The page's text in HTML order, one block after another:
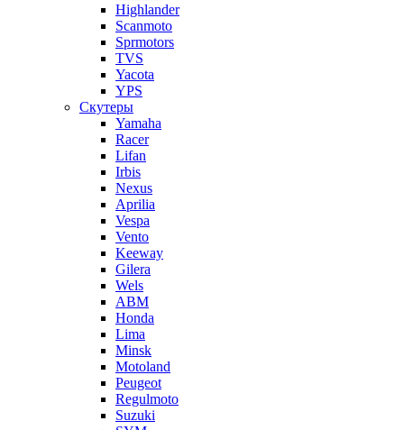
Highlander
Scanmoto
Sprmotors
TVS
Yacota
YPS
Скутеры
Yamaha
Racer
Lifan
Irbis
Nexus
Aprilia
Vespa
Vento
Keeway
Gilera
Wels
ABM
Honda
Lima
Minsk
Motoland
Peugeot
Regulmoto
Suzuki